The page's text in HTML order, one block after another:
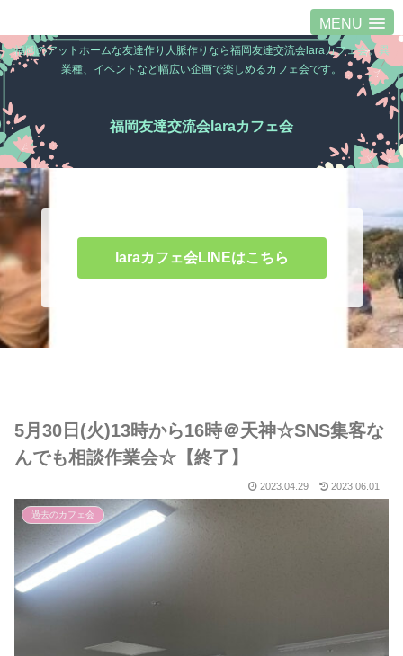
MENU
福岡のアットホームな友達作り人脈作りなら福岡友達交流会laraカフェ会。異
業種、イベントなど幅広い企画で楽しめるカフェ会です。
福岡友達交流会laraカフェ会
laraカフェ会LINEはこちら
5月30日(火)13時から16時＠天神☆SNS集客な
んでも相談作業会☆【終了】
2023.04.29 2023.06.01
過去のカフェ会